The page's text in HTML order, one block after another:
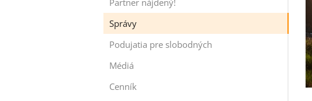
Partner nájdený!
Správy
Podujatia pre slobodných
Médiá
Cenník